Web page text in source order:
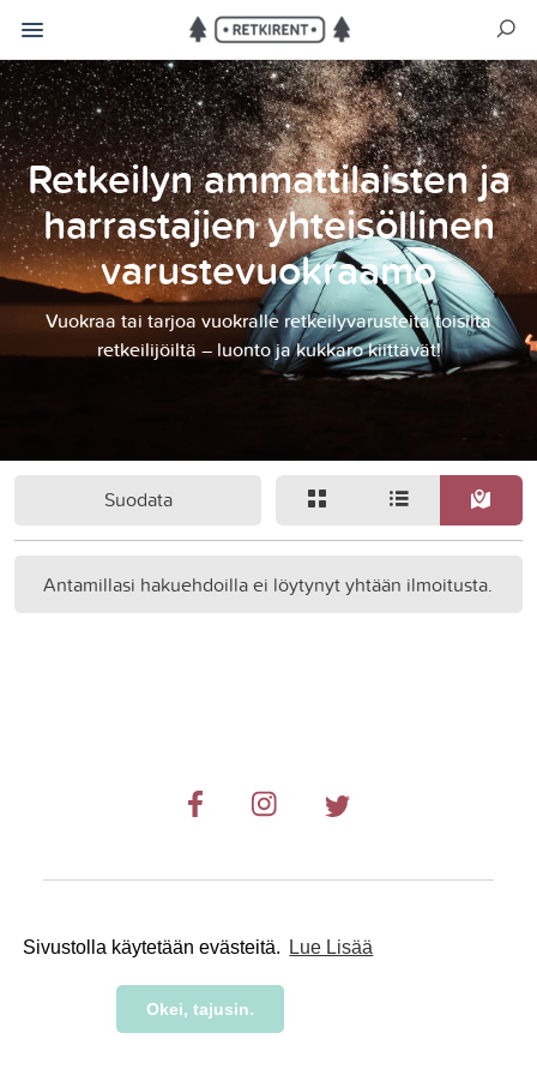
Sivustolla käytetään evästeitä. Lue Lisää
Okei, tajusin.
Retkeilyn ammattilaisten ja
harrastajien yhteisöllinen
varustevuokraamo
Vuokraa tai tarjoa vuokralle retkeilyvarusteita toisilta
retkeilijöiltä – luonto ja kukkaro kiittävät!
Suodata
Antamillasi hakuehdoilla ei löytynyt yhtään ilmoitusta.